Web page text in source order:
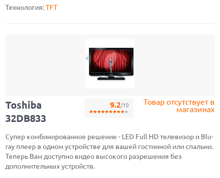
Технология:TFT
Товар отсутствует в
магазинах
9.2/10
Toshiba
32DB833
Супер комбинированное решение - LED Full HD телевизор и Blu-
ray плеер в одном устройстве для вашей гостинной или спальни.
Теперь Вам доступно видео высокого разрешения без
дополнительных устройств.